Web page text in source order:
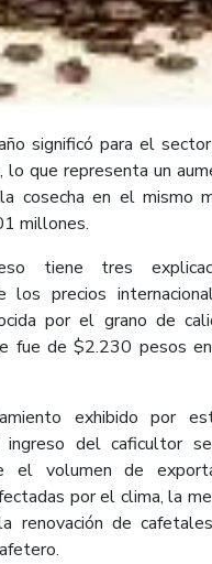
significó para el
que representa un
cosecha en el mismo
millones.
tiene tres
los precios
por el grano de
fue de $2.230 pesos
exhibido por
del caficultor
el volumen de
por el clima, la
renovación de